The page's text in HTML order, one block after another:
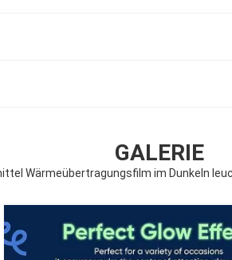
GALERIE
Wärmeübertragungsfilm im Dunkeln